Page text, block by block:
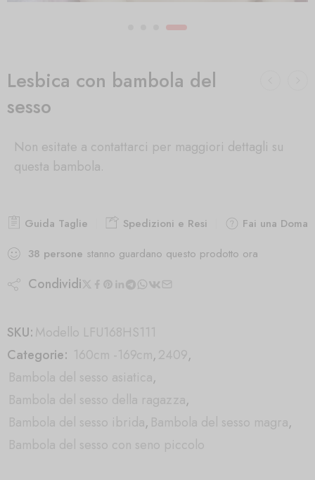
Lesbica con bambola del
sesso
Non esitate a contattarci per maggiori dettagli su
questa bambola.
Guida Taglie Spedizioni e Resi
Fai una
38 persone stanno guardano questo prodotto ora
Condividi
SKU:Modello LFU168HS111
Categorie: 160cm -169cm,2409,
Bambola del sesso asiatica,
Bambola del sesso della ragazza,
Bambola del sesso ibrida, Bambola del sesso magra,
Bambola del sesso con seno piccolo